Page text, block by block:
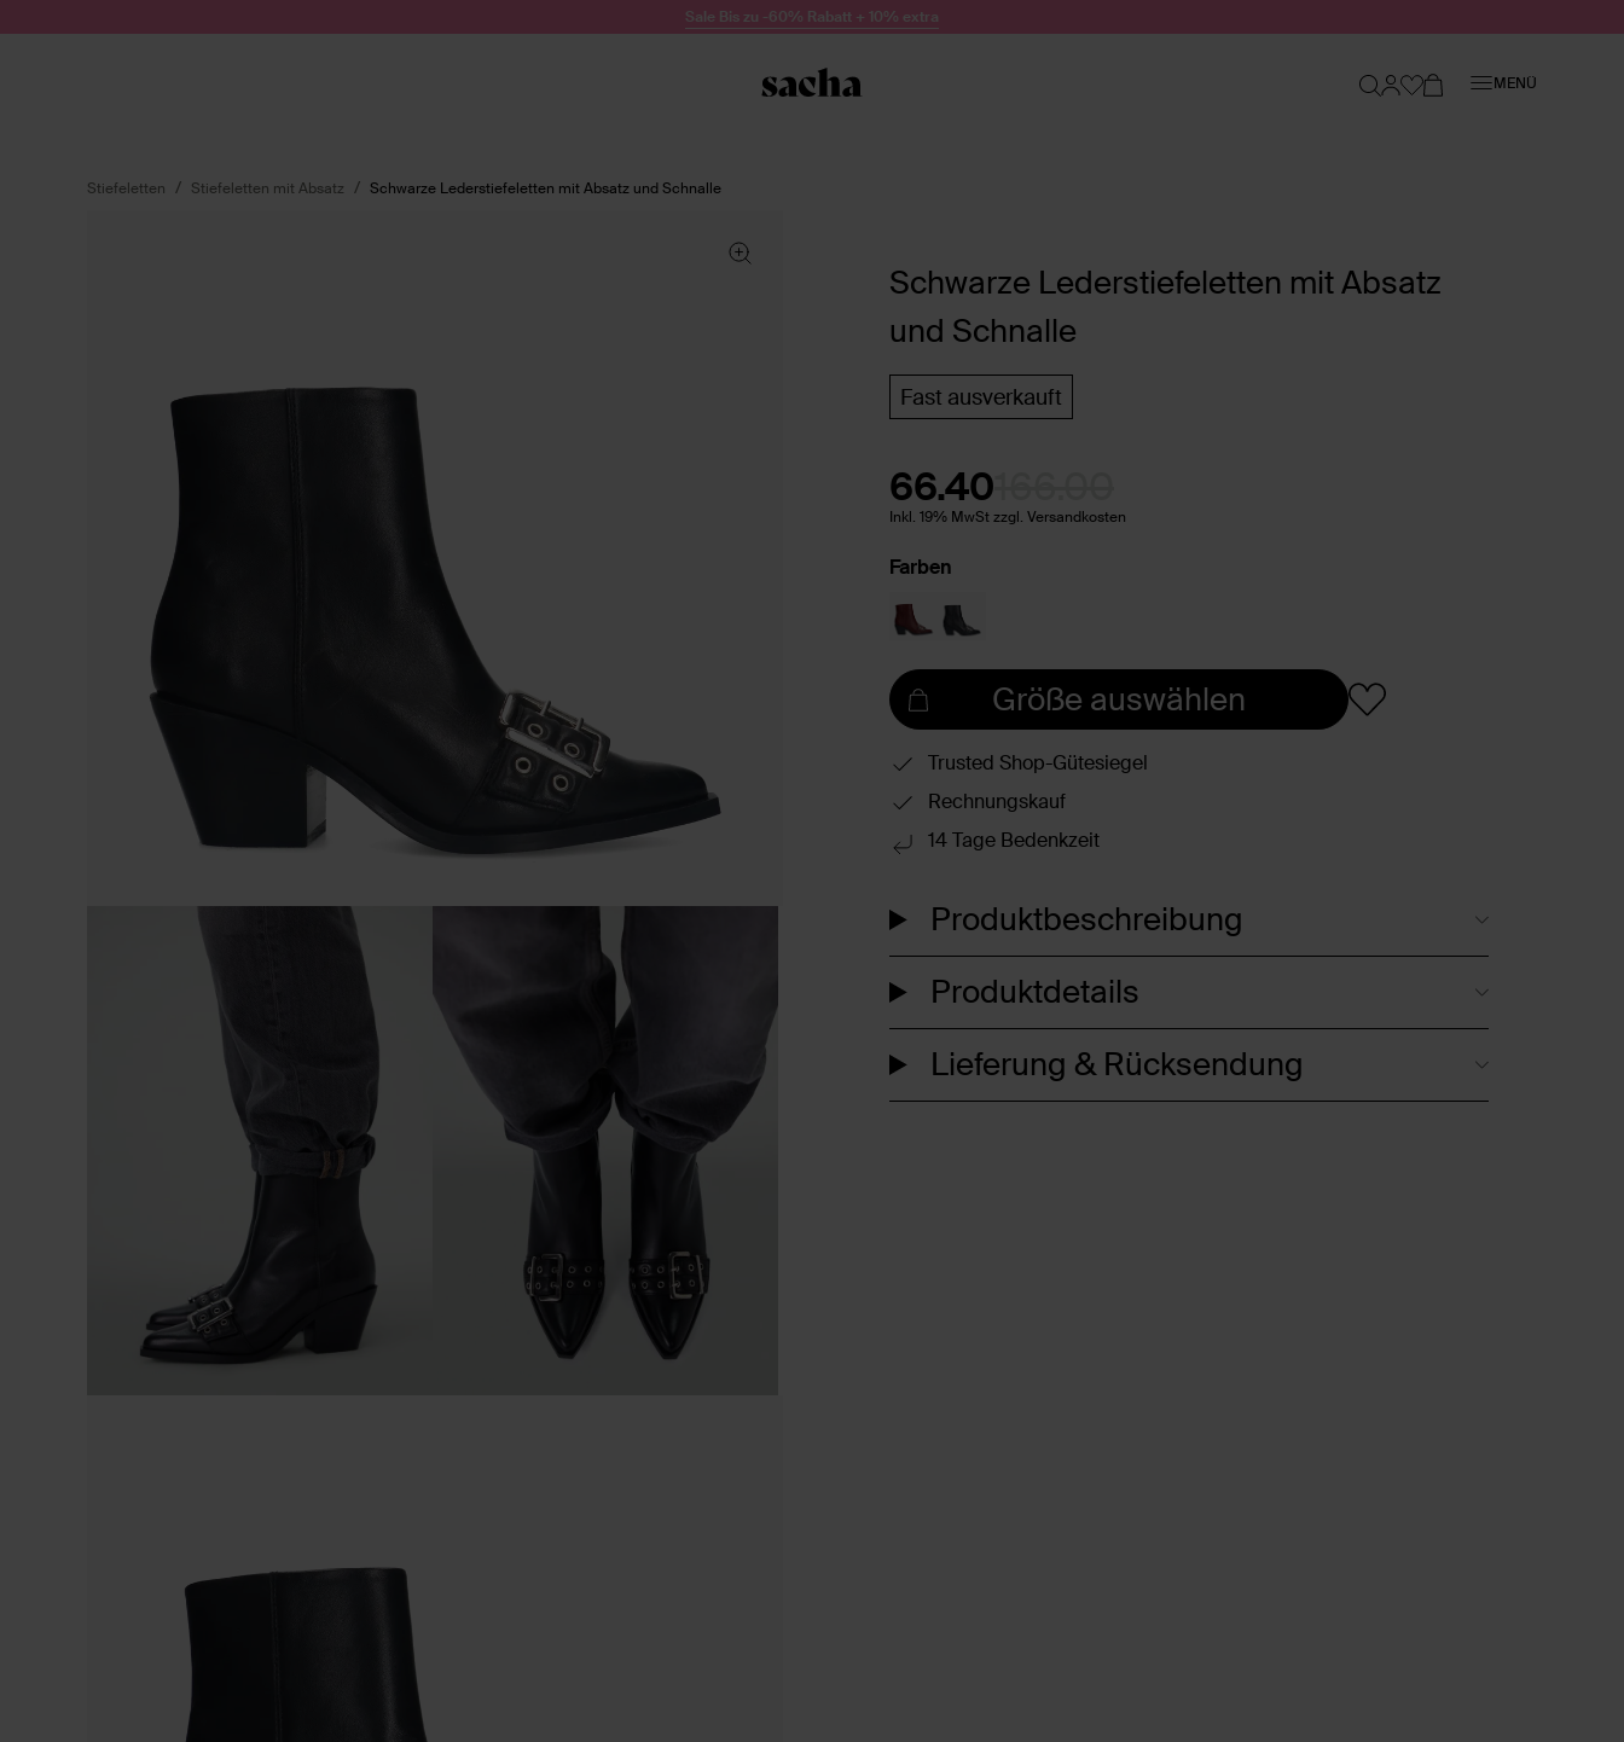
Sale Bis zu -60% Rabatt + 10% extra
MENÜ
Stiefeletten Stiefeletten mit Absatz Schwarze Lederstiefeletten mit Absatz und Schnalle
Schwarze Lederstiefeletten mit Absatz
und Schnalle
Fast ausverkauft
66.40
Inkl. 19% MwSt zzgl. Versandkosten
Farben
Größe auswählen
Trusted Shop-Gütesiegel
Rechnungskauf
14 Tage Bedenkzeit
Produktbeschreibung
Produktdetails
Lieferung & Rücksendung